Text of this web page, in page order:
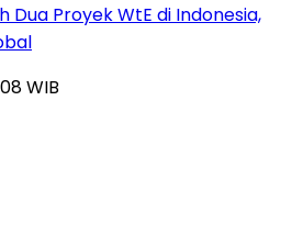
Dua Proyek WtE di Indonesia,
WIB